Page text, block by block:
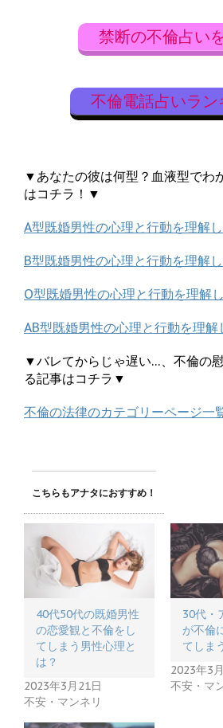
禁断の不倫占い
不倫電話占いラン
▼あなたの彼は何型？血液型でわ
はコチラ！▼
A型既婚男性の心理と行動を理解
B型既婚男性の心理と行動を理解
O型既婚男性の心理と行動を理解
AB型既婚男性の心理と行動を理解
▼バレてからじゃ遅い…、不倫の
る記事はコチラ▼
不倫の法律のカテゴリーページ一
こちらもアナタにおすすめ！
40代50代の既婚男性
の恋愛観と不倫をし
てしまう男性心理と
は？
2023年3月21日
不安・マンネリ
30代・
が不倫
てしま
2023年3
不安・マ